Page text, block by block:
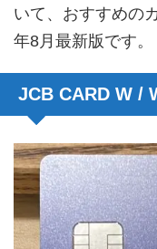
いて、おすすめの
年8月最新版です。
JCB CARD W /